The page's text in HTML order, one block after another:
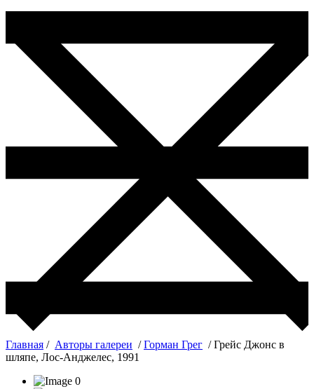
Главная / Авторы галереи /Горман Грег / Грейс Джонс в
шляпе, Лос-Анджелес, 1991